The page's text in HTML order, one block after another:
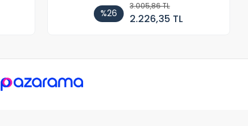
%26
3.005,86 TL
2.226,35 TL